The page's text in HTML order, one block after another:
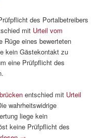
des Portalbetreibers
mit Urteil vom
Rüge eines bewerteten
kein Gästekontakt zu
eine Prüfpflicht des
entschied mit Urteil
wahrheitswidrige
liege kein
keine Prüfpflicht des